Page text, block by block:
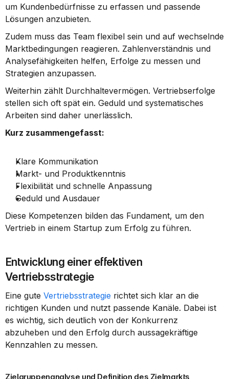
um Kundenbedürfnisse zu erfassen und passende
Lösungen anzubieten.
Zudem muss das Team flexibel sein und auf wechselnde
Marktbedingungen reagieren. Zahlenverständnis und
Analysefähigkeiten helfen, Erfolge zu messen und
Strategien anzupassen.
Weiterhin zählt Durchhaltevermögen. Vertriebserfolge
stellen sich oft spät ein. Geduld und systematisches
Arbeiten sind daher unerlässlich.
Kurz zusammengefasst:
Klare Kommunikation
Markt- und Produktkenntnis
Flexibilität und schnelle Anpassung
Geduld und Ausdauer
Diese Kompetenzen bilden das Fundament, um den
Vertrieb in einem Startup zum Erfolg zu führen.
Entwicklung einer effektiven
Vertriebsstrategie
Eine gute Vertriebsstrategie richtet sich klar an die
richtigen Kunden und nutzt passende Kanäle. Dabei ist
es wichtig, sich deutlich von der Konkurrenz
abzuheben und den Erfolg durch aussagekräftige
Kennzahlen zu messen.
Zielgruppenanalyse und Definition des Zielmarkts